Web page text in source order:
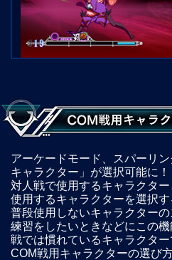
アーケードモード、スパーリ
キャラクター」が選択可能に！
対人戦で使用するキャラクタ
使用するキャラクターを選択す
普段使用しないキャラクター
練習をしたいときなどにこの
戦では慣れているキャラクタ
COM戦用キャラクターの選び